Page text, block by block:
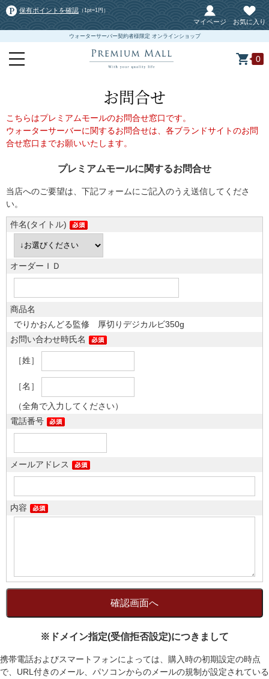
保有ポイントを確認 （1pt=1円）
マイページ お気に入り
ウォーターサーバー契約者様限定 オンラインショップ
0
お問合せ
こちらはプレミアムモールのお問合せ窓口です。
ウォーターサーバーに関するお問合せは、各ブランドサイトのお問
合せ窓口までお願いいたします。
プレミアムモールに関するお問合せ
当店へのご要望は、下記フォームにご記入のうえ送信してくださ
い。
件名(タイトル)
オーダーＩＤ
商品名
でりかおんどる監修 厚切りデジカルビ350g
お問い合わせ時氏名
［姓］
［名］
（全角で入力してください）
電話番号
メールアドレス
内容
※ドメイン指定(受信拒否設定)につきまして
携帯電話およびスマートフォンによっては、購入時の初期設定の時点
で、URL付きのメール、パソコンからのメールの規制が設定されている